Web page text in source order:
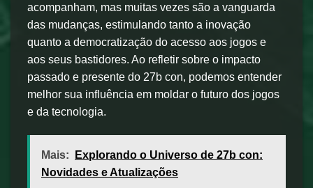
acompanham, mas muitas vezes são a vanguarda
das mudanças, estimulando tanto a inovação
quanto a democratização do acesso aos jogos e
aos seus bastidores. Ao refletir sobre o impacto
passado e presente do 27b con, podemos entender
melhor sua influência em moldar o futuro dos jogos
e da tecnologia.
Mais:
Explorando o Universo de 27b con:
Novidades e Atualizações